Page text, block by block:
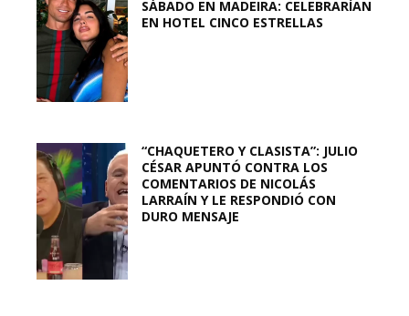
SÁBADO EN MADEIRA: CELEBRARÍAN
EN HOTEL CINCO ESTRELLAS
“CHAQUETERO Y CLASISTA”: JULIO
CÉSAR APUNTÓ CONTRA LOS
COMENTARIOS DE NICOLÁS
LARRAÍN Y LE RESPONDIÓ CON
DURO MENSAJE